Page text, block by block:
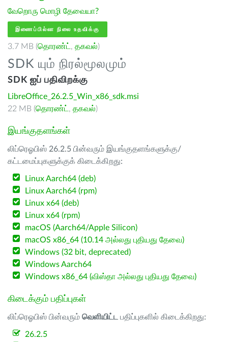
வேறொரு மொழி தேவையா?
இணைப்பில்லா நிலை உதவிக்கு
3.7 MB (தொரண்ட் , தகவல்)
SDK யும் நிரல்மூலமும்
SDK ஐப் பதிவிறக்கு
LibreOffice_26.2.5_Win_x86_sdk.msi
22 MB (தொரண்ட் , தகவல்)
இயங்குதளங்கள்
லிப்ரெஓபிஸ் 26.2.5 பின்வரும் இயங்குதளங்களுக்கு/
கட்டமைப்புகளுக்குக் கிடைக்கிறது:
Linux Aarch64 (deb)
Linux Aarch64 (rpm)
Linux x64 (deb)
Linux x64 (rpm)
macOS (Aarch64/Apple Silicon)
macOS x86_64 (10.14 அல்லது புதியது தேவை)
Windows (32 bit, deprecated)
Windows Aarch64
Windows x86_64 (விஸ்தா அல்லது புதியது தேவை)
கிடைக்கும் பதிப்புகள்
லிப்ரெஓபிஸ் பின்வரும் வெளியிட்ட பதிப்புகளில் கிடைக்கிறது:
26.2.5